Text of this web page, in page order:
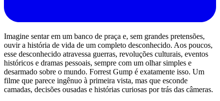
Imagine sentar em um banco de praça e, sem grandes pretensões,
ouvir a história de vida de um completo desconhecido. Aos poucos,
esse desconhecido atravessa guerras, revoluções culturais, eventos
históricos e dramas pessoais, sempre com um olhar simples e
desarmado sobre o mundo. Forrest Gump é exatamente isso. Um
filme que parece ingênuo à primeira vista, mas que esconde
camadas, decisões ousadas e histórias curiosas por trás das câmeras.